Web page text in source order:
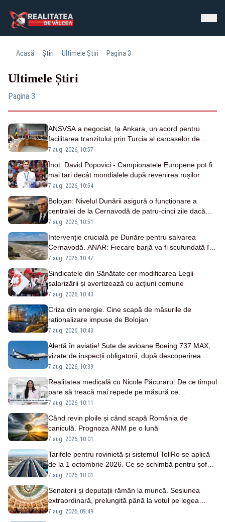
Acasă Știri Ultimele Știri Pagina 3
Ultimele Știri
Pagina 3
ANSVSA a negociat, la Ankara, un acord pentru
facilitarea tranzitului prin Turcia al carcaselor de
ovine și bovine
7 aug. 2026, 10:57
Înot: David Popovici - Campionatele Europene pot fi
mai tari decât mondialele după revenirea rușilor
7 aug. 2026, 10:54
Bolojan: Nivelul Dunării asigură o funcționare a
centralei de la Cernavodă de patru-cinci zile dacă
debitele vor scădea
7 aug. 2026, 10:51
Intervenție crucială pe Dunăre pentru salvarea
Cernavodă. ANAR: Fiecare barjă va fi scufundată în
3-4 ore
7 aug. 2026, 10:47
Sindicatele din Sănătate cer modificarea Legii
salarizării și avertizează cu acțiuni comune
7 aug. 2026, 10:43
Criza din energie. Cine scapă de măsurile de
raționalizare impuse de Bolojan
7 aug. 2026, 10:43
Alertă în aviație! Sute de avioane Boeing 737 MAX,
vizate de inspecții obligatorii, după descoperirea
unor fisuri în fuselaj
7 aug. 2026, 10:39
Realitatea medicală cu Nicole Păcuraru: De ce timpul
pare să treacă mai repede pe măsură ce
îmbătrânim?
7 aug. 2026, 10:11
Când revin ploile și când scapă România de
caniculă. Prognoza ANM pe o lună
7 aug. 2026, 10:01
Tarifele pentru rovinietă și sistemul TollRo se aplică
de la 1 octombrie 2026. Ce se schimbă pentru șoferi
și transportatori
7 aug. 2026, 10:01
Senatorii și deputații rămân la muncă. Sesiunea
extraordinară, prelungită până la votul pe legea
salarizării
7 aug. 2026, 09:49